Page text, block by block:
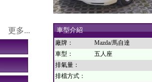
更多... 車型介紹
廠牌：
Mazda/馬自達
車型：
五人座
排氣量：
排檔方式：